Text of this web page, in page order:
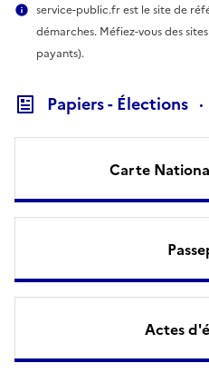
service-public.fr est le site de
démarches. Méfiez-vous des
payants).
Papiers - Élections
Carte
Actes